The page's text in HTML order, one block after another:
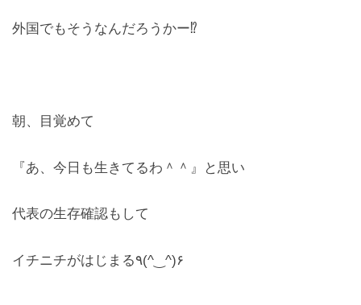
外国でもそうなんだろうかー⁉️
朝、目覚めて
『あ、今日も生きてるわ＾＾』と思い
代表の生存確認もして
イチニチがはじまる٩(^‿^)۶